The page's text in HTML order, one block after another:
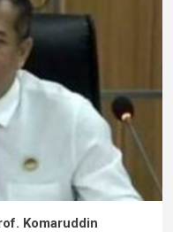
Komaruddin